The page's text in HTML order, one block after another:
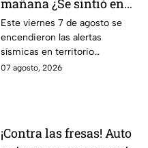
mañana ¿Se sintió en
Guanajuato? Sismo de
4.2 despertó con alertas
en México
Este viernes 7 de agosto se
encendieron las alertas
sísmicas en territorio
mexicano, conoce dónde fue y
07 agosto, 2026
¡Contra las fresas! Auto